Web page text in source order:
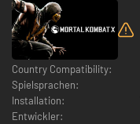
Country Compatibility:
Spielsprachen:
Installation:
Entwickler: